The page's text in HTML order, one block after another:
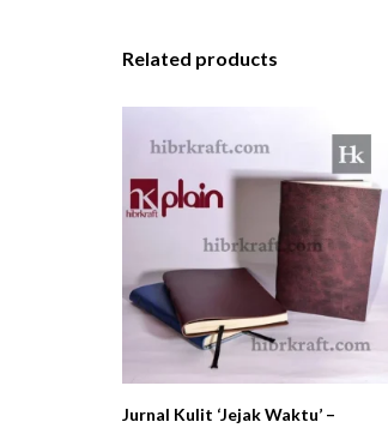
Related products
Jurnal Kulit ‘Jejak Waktu’ –